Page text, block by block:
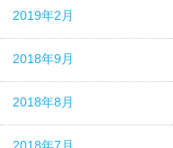
2019年2月
2018年9月
2018年8月